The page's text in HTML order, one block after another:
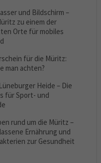
und Bildschirm –
zu einem der
Orte für mobiles
für die Müritz:
man achten?
Heide – Die
für Sport- und
rund um die Müritz –
Ernährung und
zur Gesundheit